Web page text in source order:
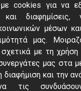
cookies για να
και διαφημίσεις,
μέσων
μας.
με τη
μας στα
και την
να τις